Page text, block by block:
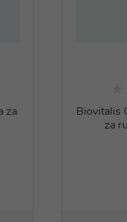
za
Biovitalis
za